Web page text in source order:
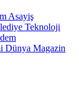
Asayiş
Teknoloji
Dünya Magazin